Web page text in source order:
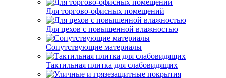
Для торгово-офисных помещений
Для цехов с повышенной влажностью
Сопутствующие материалы
Тактильная плитка для слабовидящих